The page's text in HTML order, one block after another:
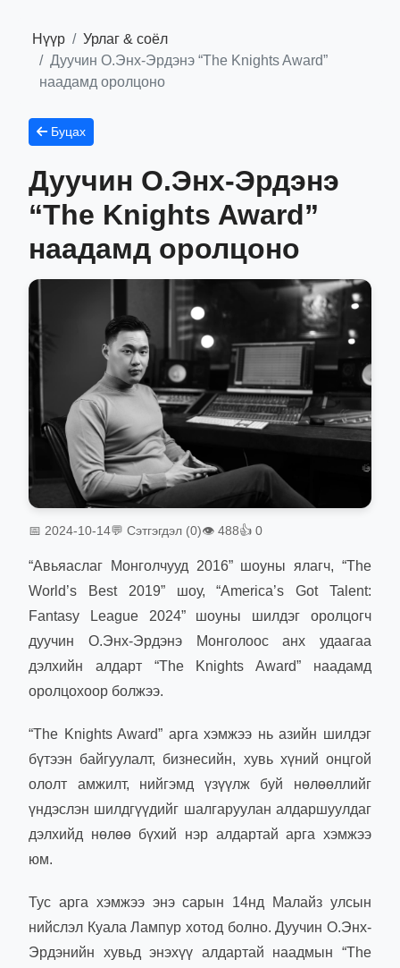
Нүүр
Урлаг & соёл
Дуучин О.Энх-Эрдэнэ “The Knights Award”
наадамд оролцоно
Буцах
Дуучин О.Энх-Эрдэнэ
“The Knights Award”
наадамд оролцоно
📅 2024-10-14💬 Сэтгэгдэл (0)👁 488👍 0
“Авьяаслаг Монголчууд 2016” шоуны ялагч, “The
World’s Best 2019” шоу, “America’s Got Talent:
Fantasy League 2024” шоуны шилдэг оролцогч
дуучин О.Энх-Эрдэнэ Монголоос анх удаагаа
дэлхийн алдарт “The Knights Award” наадамд
оролцохоор болжээ.
“The Knights Award” арга хэмжээ нь азийн шилдэг
бүтээн байгуулалт, бизнесийн, хувь хүний онцгой
ололт амжилт, нийгэмд үзүүлж буй нөлөөллийг
үндэслэн шилдгүүдийг шалгаруулан алдаршуулдаг
дэлхийд нөлөө бүхий нэр алдартай арга хэмжээ
юм.
Тус арга хэмжээ энэ сарын 14нд Малайз улсын
нийслэл Куала Лампур хотод болно. Дуучин О.Энх-
Эрдэнийн хувьд энэхүү алдартай наадмын “The